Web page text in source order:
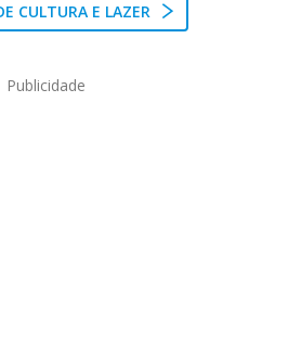
CULTURA E LAZER
Publicidade